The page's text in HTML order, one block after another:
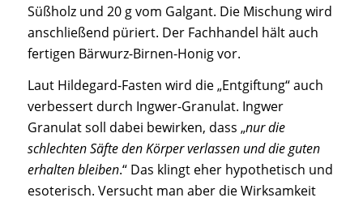
Süßholz und 20 g vom Galgant. Die Mischung wird
anschließend püriert. Der Fachhandel hält auch
fertigen Bärwurz-Birnen-Honig vor.
Laut Hildegard-Fasten wird die „Entgiftung“ auch
verbessert durch Ingwer-Granulat. Ingwer
Granulat soll dabei bewirken, dass „nur die
schlechten Säfte den Körper verlassen und die guten
erhalten bleiben.“ Das klingt eher hypothetisch und
esoterisch. Versucht man aber die Wirksamkeit